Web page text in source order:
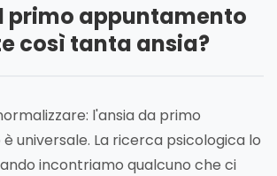
primo appuntamento
così tanta ansia?
l'ansia da primo
universale. La ricerca psicologica lo
incontriamo qualcuno che ci